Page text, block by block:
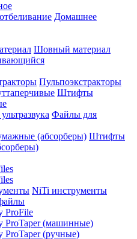
Домашнее
Шовный материал
Пульпоэкстракторы
Штифты
Файлы для
Штифты
NiTi инструменты
ProFile
ProTaper (машинные)
ProTaper (ручные)